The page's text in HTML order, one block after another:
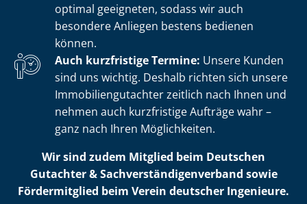
optimal geeigneten, sodass wir auch
besondere Anliegen bestens bedienen
können.
Auch kurzfristige Termine: Unsere Kunden
sind uns wichtig. Deshalb richten sich unsere
Im­mo­bi­li­en­gut­ach­ter zeitlich nach Ihnen und
nehmen auch kurzfristige Aufträge wahr –
ganz nach Ihren Möglichkeiten.
Wir sind zudem Mitglied beim Deutschen
Gutachter & Sach­ver­stän­di­gen­ver­band sowie
Fördermitglied beim Verein deutscher Ingenieure.